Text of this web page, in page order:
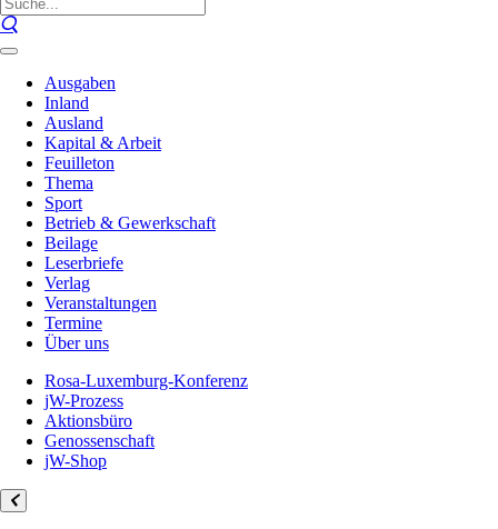
Ausgaben
Inland
Ausland
Kapital & Arbeit
Feuilleton
Thema
Sport
Betrieb & Gewerkschaft
Beilage
Leserbriefe
Verlag
Veranstaltungen
Termine
Über uns
Rosa-Luxemburg-Konferenz
jW-Prozess
Aktionsbüro
Genossenschaft
jW-Shop